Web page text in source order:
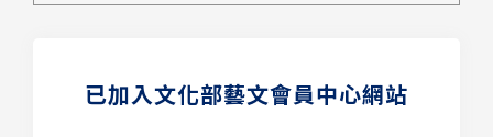
已加入文化部藝文會員中心網站